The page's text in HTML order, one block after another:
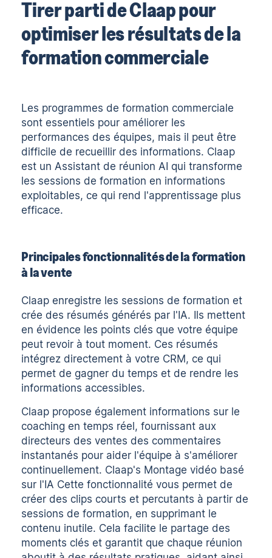
Tirer parti de Claap pour
optimiser les résultats de la
formation commerciale
Les programmes de formation commerciale
sont essentiels pour améliorer les
performances des équipes, mais il peut être
difficile de recueillir des informations. Claap
est un Assistant de réunion AI qui transforme
les sessions de formation en informations
exploitables, ce qui rend l'apprentissage plus
efficace.
Principales fonctionnalités de la formation
à la vente
Claap enregistre les sessions de formation et
crée des résumés générés par l'IA. Ils mettent
en évidence les points clés que votre équipe
peut revoir à tout moment. Ces résumés
intégrez directement à votre CRM, ce qui
permet de gagner du temps et de rendre les
informations accessibles.
Claap propose également informations sur le
coaching en temps réel , fournissant aux
directeurs des ventes des commentaires
instantanés pour aider l'équipe à s'améliorer
continuellement. Claap's Montage vidéo basé
sur l'IA Cette fonctionnalité vous permet de
créer des clips courts et percutants à partir de
sessions de formation, en supprimant le
contenu inutile. Cela facilite le partage des
moments clés et garantit que chaque réunion